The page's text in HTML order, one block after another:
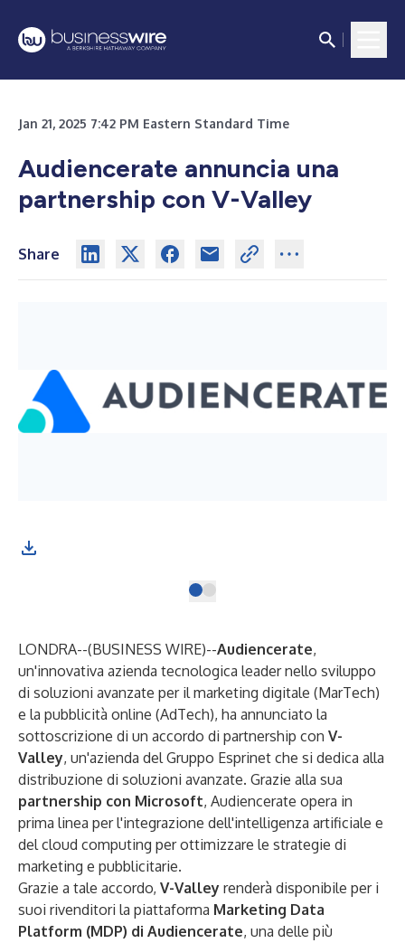
Jan 21, 2025 7:42 PM Eastern Standard Time
Audiencerate annuncia una
partnership con V-Valley
Share
LONDRA--(BUSINESS WIRE)--Audiencerate,
un'innovativa azienda tecnologica leader nello sviluppo
di soluzioni avanzate per il marketing digitale (MarTech)
e la pubblicità online (AdTech), ha annunciato la
sottoscrizione di un accordo di partnership con V-
Valley, un'azienda del Gruppo Esprinet che si dedica alla
distribuzione di soluzioni avanzate. Grazie alla sua
partnership con Microsoft, Audiencerate opera in
prima linea per l'integrazione dell'intelligenza artificiale e
del cloud computing per ottimizzare le strategie di
marketing e pubblicitarie.
Grazie a tale accordo, V-Valley renderà disponibile per i
suoi rivenditori la piattaforma Marketing Data
Platform (MDP) di Audiencerate, una delle più